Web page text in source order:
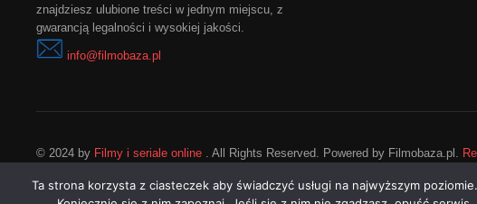
znajdziesz ulubione treści w jednym miejscu, z
gwarancją legalności i wysokiej jakości.
info@filmobaza.pl
© 2024 by Filmy i seriale online . All Rights Reserved. Powered by Filmobaza.pl.
Ta strona korzysta z ciasteczek aby świadczyć usługi na najwyższym